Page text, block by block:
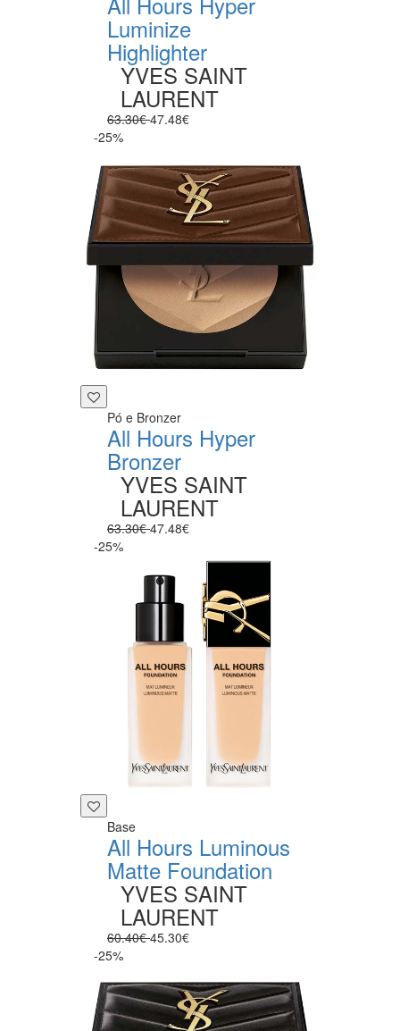
Luminize
Highlighter
YVES SAINT
LAURENT
63.30€47.48€
-25%
Pó e Bronzer
All Hours Hyper
Bronzer
YVES SAINT
LAURENT
63.30€47.48€
-25%
Base
All Hours Luminous
Matte Foundation
YVES SAINT
LAURENT
60.40€45.30€
-25%